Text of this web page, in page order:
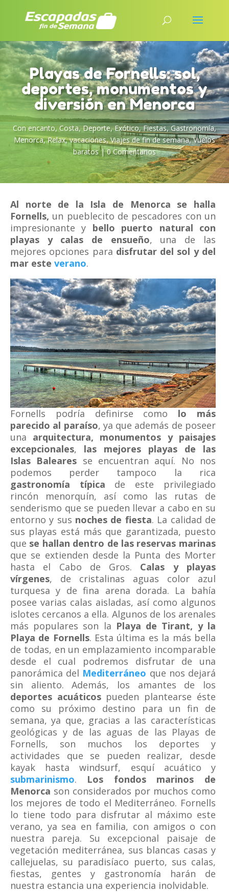
Playas de Fornells: sol,
deportes, monumentos y
diversión en Menorca
Con encanto,Costa,Deporte,Exótico,Fiestas,Gastronomía,
Menorca,Relax,vacaciones,Viajes de fin de semana,Vuelos
baratos|0 Comentarios
Al norte de la Isla de Menorca se halla
Fornells, un pueblecito de pescadores con un
impresionante y bello puerto natural con
playas y calas de ensueño, una de las
mejores opciones para disfrutar del sol y del
mar este verano.
Fornells podría definirse como lo más
parecido al paraíso, ya que además de poseer
una arquitectura, monumentos y paisajes
excepcionales, las mejores playas de las
Islas Baleares se encuentran aquí. No nos
podemos perder tampoco la rica
gastronomía típica de este privilegiado
rincón menorquín, así como las rutas de
senderismo que se pueden llevar a cabo en su
entorno y sus noches de fiesta. La calidad de
sus playas está más que garantizada, puesto
que se hallan dentro de las reservas marinas
que se extienden desde la Punta des Morter
hasta el Cabo de Gros. Calas y playas
vírgenes, de cristalinas aguas color azul
turquesa y de fina arena dorada. La bahía
posee varias calas aisladas, así como algunos
islotes cercanos a ella. Algunos de los arenales
más populares son la Playa de Tirant, y la
Playa de Fornells. Esta última es la más bella
de todas, en un emplazamiento incomparable
desde el cual podremos disfrutar de una
panorámica del Mediterráneo que nos dejará
sin aliento. Además, los amantes de los
deportes acuáticospueden plantearse éste
como su próximo destino para un fin de
semana, ya que, gracias a las características
geológicas y de las aguas de las Playas de
Fornells, son muchos los deportes y
actividades que se pueden realizar, desde
kayak hasta windsurf, esquí acuático y
submarinismo. Los fondos marinos de
Menorca son considerados por muchos como
los mejores de todo el Mediterráneo. Fornells
lo tiene todo para disfrutar al máximo este
verano, ya sea en familia, con amigos o con
nuestra pareja. Su excepcional paisaje de
vegetación mediterránea, sus blancas casas y
callejuelas, su paradisíaco puerto, sus calas,
fiestas, gentes y gastronomía harán de
nuestra estancia una experiencia inolvidable.